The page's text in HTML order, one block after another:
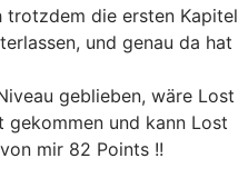
trotzdem die ersten Kapitel
und genau da hat
geblieben, wäre Lost
gekommen und kann Lost
mir 82 Points !!